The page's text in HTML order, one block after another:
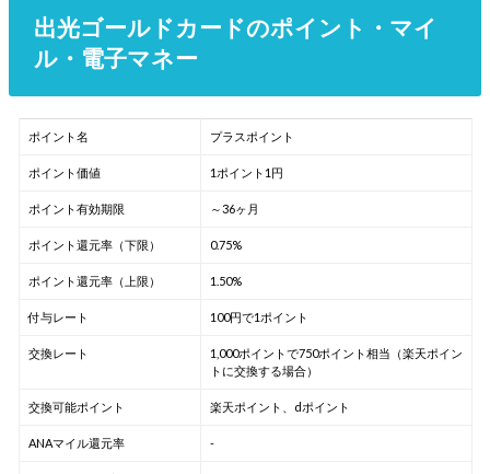
出光ゴールドカードのポイント・マイ
ル・電子マネー
ポイント名 プラスポイント
ポイント価値 1ポイント1円
ポイント有効期限 ～36ヶ月
ポイント還元率（下限） 0.75%
ポイント還元率（上限） 1.50%
付与レート 100円で1ポイント
交換レート
1,000ポイントで750ポイント相当（楽天ポイン
トに交換する場合）
交換可能ポイント 楽天ポイント、dポイント
ANAマイル還元率 -